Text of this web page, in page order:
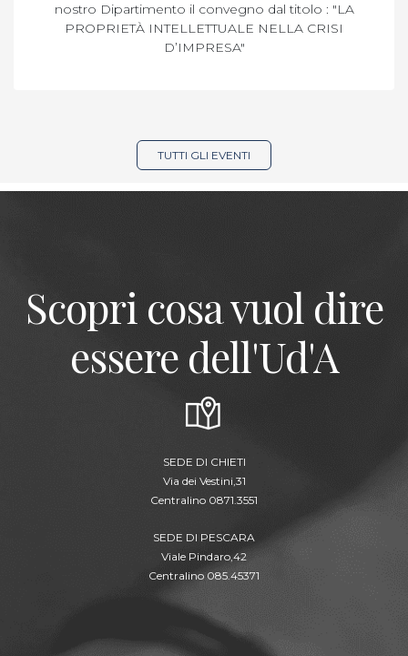
nostro Dipartimento il convegno dal titolo : "LA
PROPRIETÀ INTELLETTUALE NELLA CRISI
D’IMPRESA"
TUTTI GLI EVENTI
Scopri cosa vuol dire
essere dell'Ud'A
SEDE DI CHIETI
Via dei Vestini,31
Centralino 0871.3551
SEDE DI PESCARA
Viale Pindaro,42
Centralino 085.45371